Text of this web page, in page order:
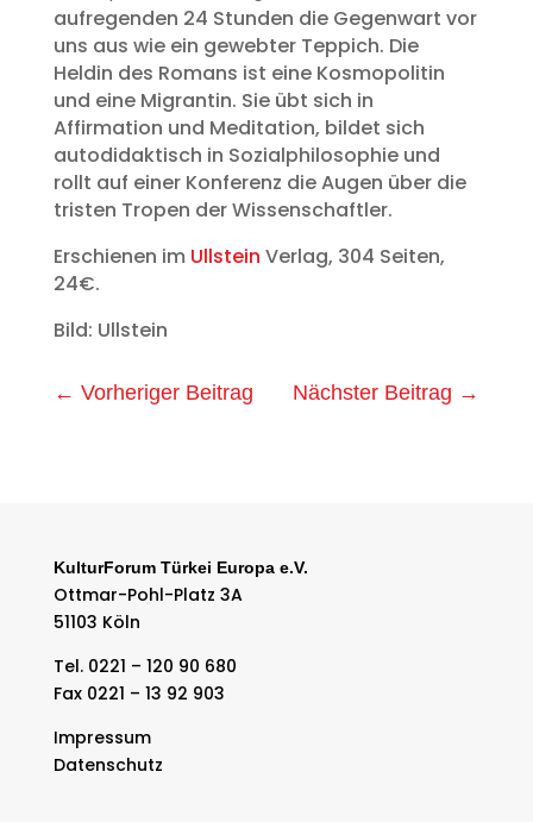
aufregenden 24 Stunden die Gegenwart vor
uns aus wie ein gewebter Teppich. Die
Heldin des Romans ist eine Kosmopolitin
und eine Migrantin. Sie übt sich in
Affirmation und Meditation, bildet sich
autodidaktisch in Sozialphilosophie und
rollt auf einer Konferenz die Augen über die
tristen Tropen der Wissenschaftler.
Erschienen im Ullstein Verlag, 304 Seiten,
24€.
Bild: Ullstein
← Vorheriger Beitrag Nächster Beitrag →
KulturForum Türkei Europa e.V.
Ottmar-Pohl-Platz 3A
51103 Köln
Tel. 0221 – 120 90 680
Fax 0221 – 13 92 903
Impressum
Datenschutz